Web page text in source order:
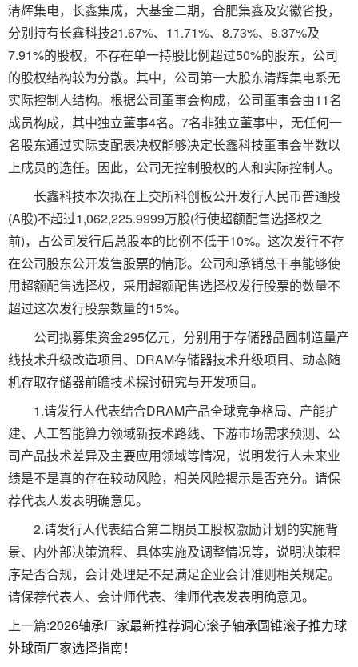
清辉集电，长鑫集成，大基金二期，合肥集鑫及安徽省投，
分别持有长鑫科技21.67%、11.71%、8.73%、8.37%及
7.91%的股权，不存在单一持股比例超过50%的股东，公司
的股权结构较为分散。其中，公司第一大股东清辉集电系无
实际控制人结构。根据公司董事会构成，公司董事会由11名
成员构成，其中独立董事4名。7名非独立董事中，无任何一
名股东通过实际支配表决权能够决定长鑫科技董事会半数以
上成员的选任。因此，公司无控制股权的人和实际控制人。
长鑫科技本次拟在上交所科创板公开发行人民币普通股
(A股)不超过1,062,225.9999万股(行使超额配售选择权之
前)，占公司发行后总股本的比例不低于10%。这次发行不存
在公司股东公开发售股票的情形。公司和承销总干事能够使
用超额配售选择权，采用超额配售选择权发行股票的数量不
超过这次发行股票数量的15%。
公司拟募集资金295亿元，分别用于存储器晶圆制造量产
线技术升级改造项目、DRAM存储器技术升级项目、动态随
机存取存储器前瞻技术探讨研究与开发项目。
1.请发行人代表结合DRAM产品全球竞争格局、产能扩
建、人工智能算力领域新技术路线、下游市场需求预测、公
司产品技术差异及主要应用领域等情况，说明发行人未来业
绩是不是真的存在较动风险，相关风险揭示是否充分。请保
荐代表人发表明确意见。
2.请发行人代表结合第二期员工股权激励计划的实施背
景、内外部决策流程、具体实施及调整情况等，说明决策程
序是否合规，会计处理是不是满足企业会计准则相关规定。
请保荐代表人、会计师代表、律师代表发表明确意见。
上一篇:2026轴承厂家最新推荐调心滚子轴承圆锥滚子推力球
外球面厂家选择指南！